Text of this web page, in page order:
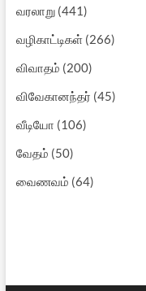
வரலாறு(441)
வழிகாட்டிகள்(266)
விவாதம் (200)
விவேகானந்தர் (45)
வீடியோ (106)
வேதம் (50)
வைணவம் (64)